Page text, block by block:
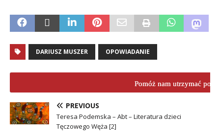
DARIUSZ MUSZER OPOWIADANIE
Pomóż nam utrzymać
PREVIOUS
Teresa Podemska – Abt – Literatura dzieci
Tęczowego Węża [2]